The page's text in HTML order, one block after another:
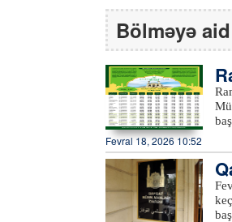
Bölməyə
Fevral 18, 2026 10:52
başlayıb. QMİ sədri,